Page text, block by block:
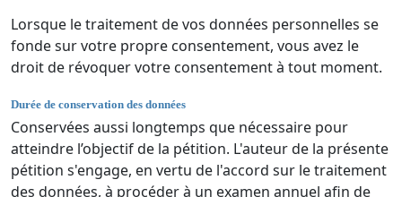
Lorsque le traitement de vos données personnelles se
fonde sur votre propre consentement, vous avez le
droit de révoquer votre consentement à tout moment.
Durée de conservation des données
Conservées aussi longtemps que nécessaire pour
atteindre l’objectif de la pétition. L'auteur de la présente
pétition s'engage, en vertu de l'accord sur le traitement
des données, à procéder à un examen annuel afin de